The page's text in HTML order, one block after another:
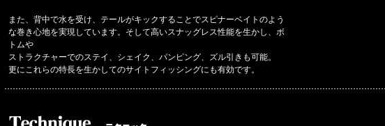
また、背中で水を受け、テールがキックすることでスピナーベイトのよう
な巻き心地を実現しています。そして高いスナッグレス性能を生かし、ボ
トムや
ストラクチャーでのステイ、シェイク、パンピング、ズル引きも可能。
更にこれらの特長を生かしてのサイトフィッシングにも有効です。